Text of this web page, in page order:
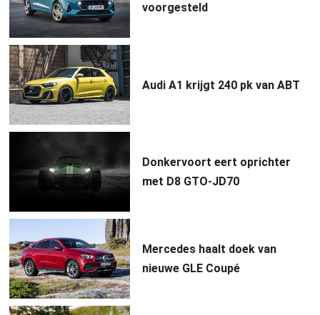
voorgesteld
Audi A1 krijgt 240 pk van ABT
Donkervoort eert oprichter
met D8 GTO-JD70
Mercedes haalt doek van
nieuwe GLE Coupé